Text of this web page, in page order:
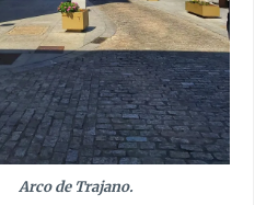
Arco de Trajano.